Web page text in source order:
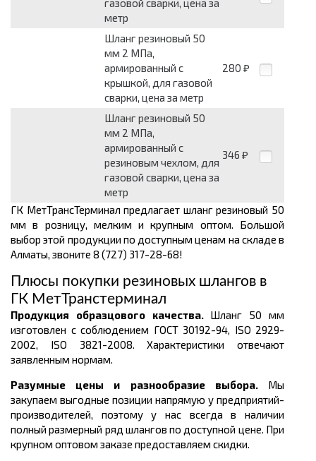
газовой сварки, цена за
метр
Шланг резиновый 50
мм 2 МПа,
армированный с
крышкой, для газовой
сварки, цена за метр
280 ₽
Шланг резиновый 50
мм 2 МПа,
армированный с
резиновым чехлом, для
газовой сварки, цена за
метр
346 ₽
ГК МетТрансТерминал предлагает шланг резиновый 50
мм в розницу, мелким и крупным оптом. Большой
выбор этой продукции по доступным ценам на складе в
Алматы, звоните 8 (727) 317-28-68!
Плюсы покупки резиновых шлангов в
ГК МетТранстерминал
Продукция образцового качества.Шланг 50 мм
изготовлен с соблюдением ГОСТ 30192-94, ISO 2929-
2002, ISO 3821-2008. Характеристики отвечают
заявленным нормам.
Разумные цены и разнообразие выбора.Мы
закупаем выгодные позиции напрямую у предприятий-
производителей, поэтому у нас всегда в наличии
полный размерный ряд шлангов по доступной цене. При
крупном оптовом заказе предоставляем скидки.